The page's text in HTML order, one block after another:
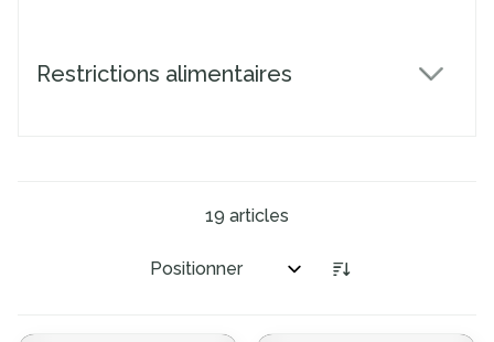
Restrictions alimentaires
19 articles
Trier par: